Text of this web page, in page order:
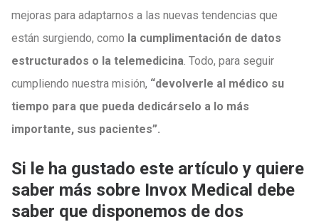
mejoras para adaptarnos a las nuevas tendencias que
están surgiendo, como la cumplimentación de datos
estructurados o la telemedicina. Todo, para seguir
cumpliendo nuestra misión, “devolverle al médico su
tiempo para que pueda dedicárselo a lo más
importante, sus pacientes”.
Si le ha gustado este artículo y quiere
saber más sobre Invox Medical debe
saber que disponemos de dos